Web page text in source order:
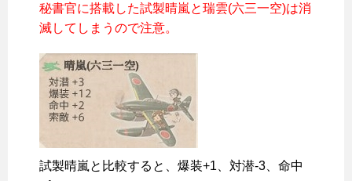
秘書官に搭載した試製晴嵐と瑞雲(六三一空)は消
滅してしまうので注意。
試製晴嵐と比較すると、爆装+1、対潜-3、命中